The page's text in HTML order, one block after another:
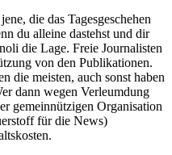
die das Tagesgeschehen
du alleine dastehst und dir
die Lage. Freie Journalisten
von den Publikationen.
die meisten, auch sonst haben
dann wegen Verleumdung
­gemeinnützigen Organisation
für die News)